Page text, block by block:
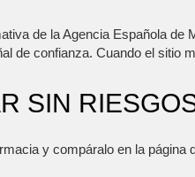
de la Agencia Española
de confianza. Cuando el
SIN
y compáralo en la